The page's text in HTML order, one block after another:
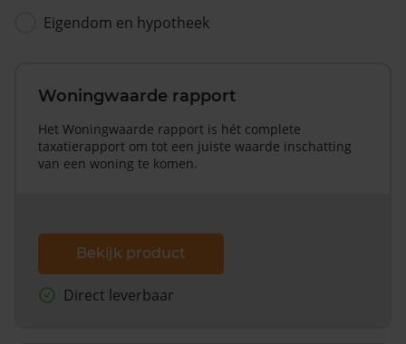
Eigendom en hypotheek
Woningwaarde rapport
Het Woningwaarde rapport is hét complete
taxatierapport om tot een juiste waarde inschatting
van een woning te komen.
Bekijk product
Direct leverbaar